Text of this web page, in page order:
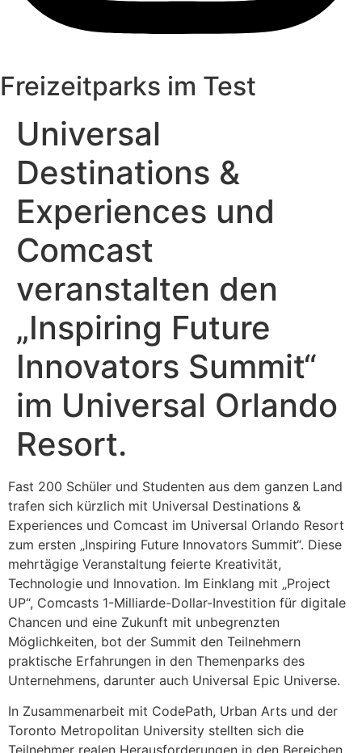
Freizeitparks im Test
Universal
Destinations &
Experiences und
Comcast
veranstalten den
„Inspiring Future
Innovators Summit“
im Universal Orlando
Resort.
Fast 200 Schüler und Studenten aus dem ganzen Land
trafen sich kürzlich mit Universal Destinations &
Experiences und Comcast im Universal Orlando Resort
zum ersten „Inspiring Future Innovators Summit“. Diese
mehrtägige Veranstaltung feierte Kreativität,
Technologie und Innovation. Im Einklang mit „Project
UP“, Comcasts 1-Milliarde-Dollar-Investition für digitale
Chancen und eine Zukunft mit unbegrenzten
Möglichkeiten, bot der Summit den Teilnehmern
praktische Erfahrungen in den Themenparks des
Unternehmens, darunter auch Universal Epic Universe.
In Zusammenarbeit mit CodePath, Urban Arts und der
Toronto Metropolitan University stellten sich die